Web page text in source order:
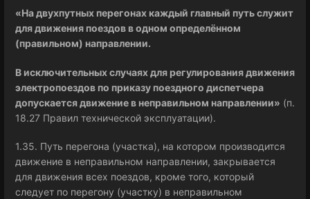
«На двухпутных перегонах каждый главный путь служит
для движения поездов в одном определённом
(правильном) направлении.
В исключительных случаях для регулирования движения
электропоездов по приказу поездного диспетчера
допускается движение в неправильном направлении» (п.
18.27 Правил технической эксплуатации).
1.35. Путь перегона (участка), на котором производится
движение в неправильном направлении, закрывается
для движения всех поездов, кроме того, который
следует по перегону (участку) в неправильном